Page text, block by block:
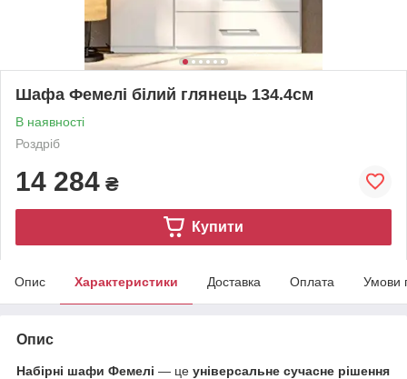
Шафа Фемелі білий глянець 134.4см
В наявності
Роздріб
14 284 ₴
Купити
Опис Характеристики Доставка Оплата Умови
Опис
Набірні шафи Фемелі — це універсальне сучасне рішення